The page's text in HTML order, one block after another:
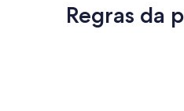
praia
Pontal
(3
avaliações)
Regras da